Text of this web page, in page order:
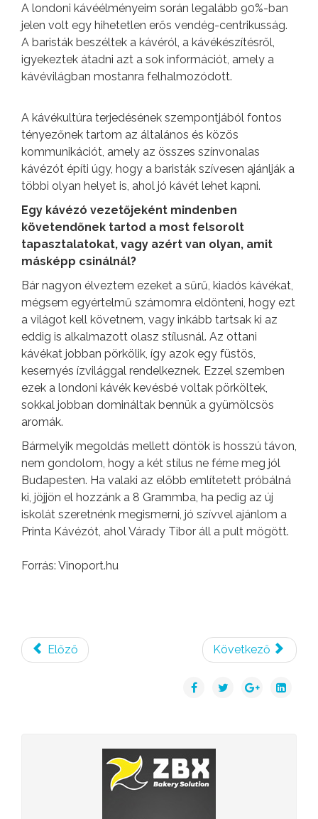
A londoni kávéélményeim során legalább 90%-ban
jelen volt egy hihetetlen erős vendég-centrikusság.
A baristák beszéltek a kávéról, a kávékészítésről,
igyekeztek átadni azt a sok információt, amely a
kávévilágban mostanra felhalmozódott.
A kávékultúra terjedésének szempontjából fontos
tényezőnek tartom az általános és közös
kommunikációt, amely az összes színvonalas
kávézót építi úgy, hogy a baristák szívesen ajánlják a
többi olyan helyet is, ahol jó kávét lehet kapni.
Egy kávézó vezetőjeként mindenben
követendőnek tartod a most felsorolt
tapasztalatokat, vagy azért van olyan, amit
másképp csinálnál?
Bár nagyon élveztem ezeket a sűrű, kiadós kávékat,
mégsem egyértelmű számomra eldönteni, hogy ezt
a világot kell követnem, vagy inkább tartsak ki az
eddig is alkalmazott olasz stílusnál. Az ottani
kávékat jobban pörkölik, így azok egy füstös,
kesernyés ízvilággal rendelkeznek. Ezzel szemben
ezek a londoni kávék kevésbé voltak pörköltek,
sokkal jobban domináltak bennük a gyümölcsös
aromák.
Bármelyik megoldás mellett döntök is hosszú távon,
nem gondolom, hogy a két stílus ne férne meg jól
Budapesten. Ha valaki az előbb említetett próbálná
ki, jöjjön el hozzánk a 8 Grammba, ha pedig az új
iskolát szeretnénk megismerni, jó szívvel ajánlom a
Printa Kávézót, ahol Várady Tibor áll a pult mögött.
Forrás: Vinoport.hu
Előző Következő